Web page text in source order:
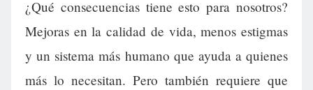
¿Qué consecuencias tiene esto para nosotros?
Mejoras en la calidad de vida, menos estigmas
y un sistema más humano que ayuda a quienes
más lo necesitan. Pero también requiere que